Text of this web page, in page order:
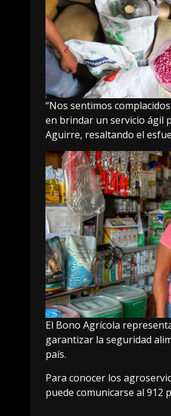
“Nos sentimos
en brindar un servicio ágil
Aguirre, resaltando el
El Bono Agrícola
garantizar la seguridad
país.
Para conocer los
puede comunicarse al 912